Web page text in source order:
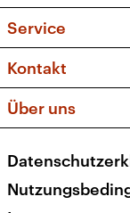
Musikliste
Kakadu –
Service
FAQ
Apps
Newsletter
Kontakt
Social
Über uns
Presse
Karriere